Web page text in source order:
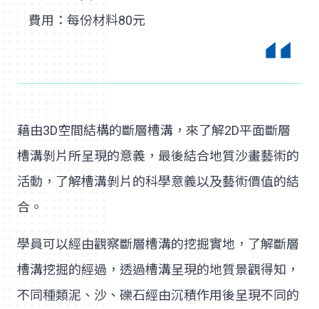
費用：每份材料80元
藉由3D空間結構的斷層槽溝，來了解2D平面斷層
槽溝剝片所呈現的意義，最後結合地質沙畫藝術的
活動，了解槽溝剝片的科學意義以及藝術價值的結
合。
學員可以經由觀察斷層槽溝的挖掘實地，了解斷層
槽溝挖掘的經過，透過槽溝呈現的地質景觀得知，
不同種類泥、沙、礫石經由沉積作用後呈現不同的